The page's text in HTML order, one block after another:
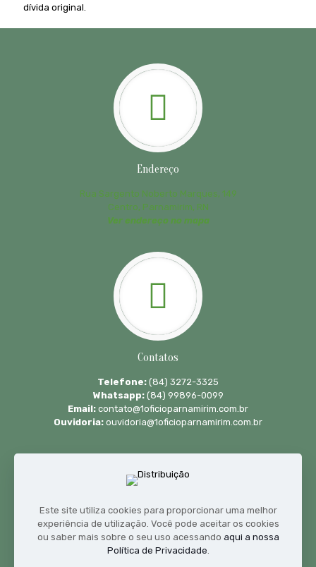
dívida original.
Endereço
Rua Sargento Noberto Marques, 149
Centro, Parnamirim, RN
Ver endereço no mapa
Contatos
Telefone: (84) 3272-3325
Whatsapp:(84) 99896-0099
Email: contato@1oficioparnamirim.com.br
Ouvidoria: ouvidoria@1oficioparnamirim.com.br
Este site utiliza cookies para proporcionar uma melhor
experiência de utilização. Você pode aceitar os cookies
ou saber mais sobre o seu uso acessando aqui a nossa
Política de Privacidade.